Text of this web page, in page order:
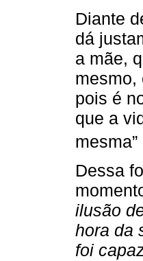
Diante
dá
a mãe,
mesmo,
pois é
que a
mesma”
Dessa
ilusão
hora da
foi